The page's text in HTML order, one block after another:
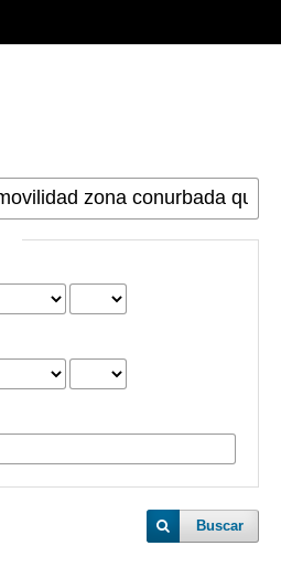
Buscar